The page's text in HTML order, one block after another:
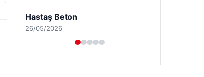
Enes Kaplan Avukatlık Bürosu
28/04/2026